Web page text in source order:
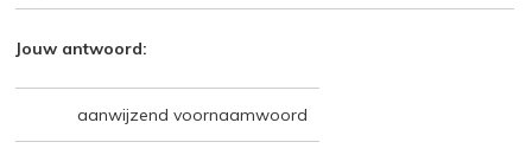
Jouw antwoord:
aanwijzend voornaamwoord